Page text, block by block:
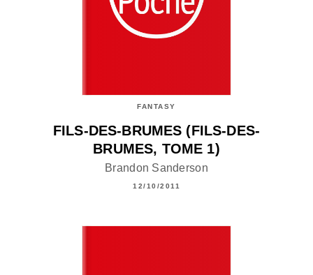
FANTASY
FILS-DES-BRUMES (FILS-DES-
BRUMES, TOME 1)
Brandon Sanderson
12/10/2011